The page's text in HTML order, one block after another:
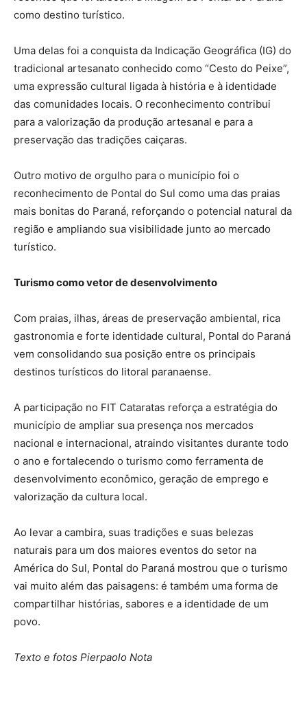
como destino turístico.
Uma delas foi a conquista da Indicação Geográfica (IG) do
tradicional artesanato conhecido como “Cesto do Peixe”,
uma expressão cultural ligada à história e à identidade
das comunidades locais. O reconhecimento contribui
para a valorização da produção artesanal e para a
preservação das tradições caiçaras.
Outro motivo de orgulho para o município foi o
reconhecimento de Pontal do Sul como uma das praias
mais bonitas do Paraná, reforçando o potencial natural da
região e ampliando sua visibilidade junto ao mercado
turístico.
Turismo como vetor de desenvolvimento
Com praias, ilhas, áreas de preservação ambiental, rica
gastronomia e forte identidade cultural, Pontal do Paraná
vem consolidando sua posição entre os principais
destinos turísticos do litoral paranaense.
A participação no FIT Cataratas reforça a estratégia do
município de ampliar sua presença nos mercados
nacional e internacional, atraindo visitantes durante todo
o ano e fortalecendo o turismo como ferramenta de
desenvolvimento econômico, geração de emprego e
valorização da cultura local.
Ao levar a cambira, suas tradições e suas belezas
naturais para um dos maiores eventos do setor na
América do Sul, Pontal do Paraná mostrou que o turismo
vai muito além das paisagens: é também uma forma de
compartilhar histórias, sabores e a identidade de um
povo.
Texto e fotos Pierpaolo Nota